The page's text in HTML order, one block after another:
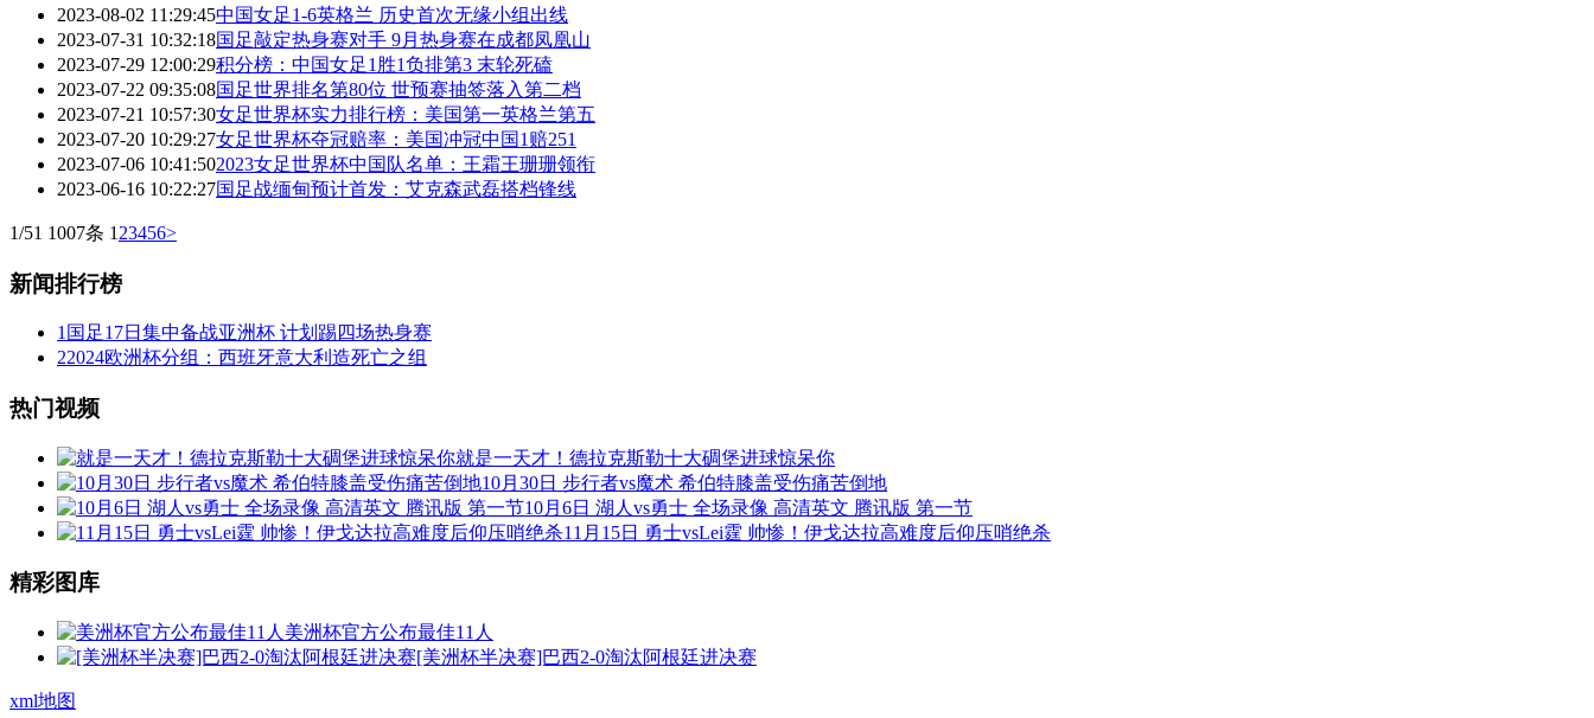
2023-08-02 11:29:45中国女足1-6英格兰 历史首次无缘小组出线
2023-07-31 10:32:18国足敲定热身赛对手 9月热身赛在成都凤凰山
2023-07-29 12:00:29积分榜：中国女足1胜1负排第3 末轮死磕
2023-07-22 09:35:08国足世界排名第80位 世预赛抽签落入第二档
2023-07-21 10:57:30女足世界杯实力排行榜：美国第一英格兰第五
2023-07-20 10:29:27女足世界杯夺冠赔率：美国冲冠中国1赔251
2023-07-06 10:41:502023女足世界杯中国队名单：王霜王珊珊领衔
2023-06-16 10:22:27国足战缅甸预计首发：艾克森武磊搭档锋线
1/51 1007条 1 23456>
新闻排行榜
1 国足17日集中备战亚洲杯 计划踢四场热身赛
22024欧洲杯分组：西班牙意大利造死亡之组
热门视频
就是一天才！德拉克斯勒十大碉堡进球惊呆你
10月30日 步行者vs魔术 希伯特膝盖受伤痛苦倒地
10月6日 湖人vs勇士 全场录像 高清英文 腾讯版 第一节
11月15日 勇士vsLei霆 帅惨！伊戈达拉高难度后仰压哨绝杀
精彩图库
美洲杯官方公布最佳11人
[美洲杯半决赛]巴西2-0淘汰阿根廷进决赛
xml地图